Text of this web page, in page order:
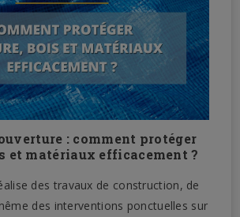
: comment protéger
et matériaux efficacement ?
des travaux de construction, de
des interventions ponctuelles sur